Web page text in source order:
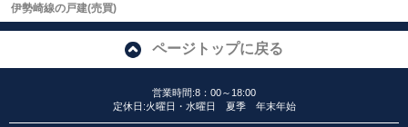
伊勢崎線の戸建(売買)
ページトップに戻る
営業時間:8：00～18:00
定休日:火曜日・水曜日 夏季 年末年始